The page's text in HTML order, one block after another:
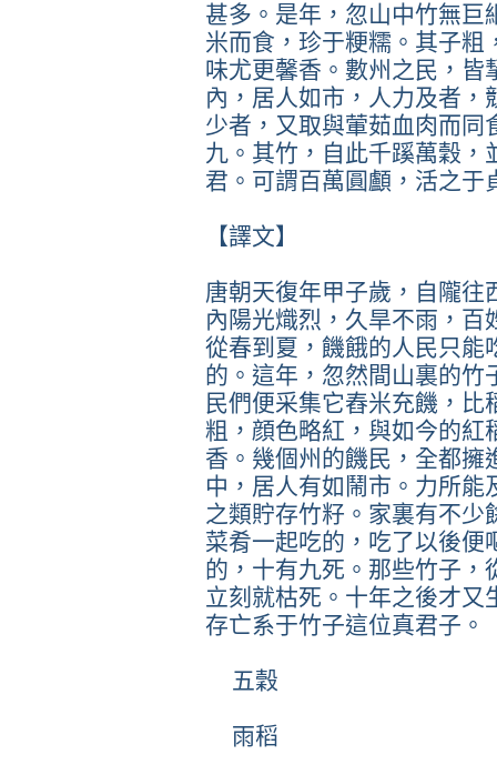
甚多。是年，忽山中竹無巨
米而食，珍于粳糯。其子粗
味尤更馨香。數州之民，皆
內，居人如市，人力及者，
少者，又取與葷茹血肉而同
九。其竹，自此千蹊萬穀，
君。可謂百萬圓顱，活之于
【譯文】
唐朝天復年甲子歲，自隴往
內陽光熾烈，久旱不雨，百
從春到夏，饑餓的人民只能
的。這年，忽然間山裏的竹
民們便采集它舂米充饑，
粗，顔色略紅，與如今的紅
香。幾個州的饑民，全都擁
中，居人有如鬧市。力所能
之類貯存竹籽。家裏有不少
菜肴一起吃的，吃了以後便
的，十有九死。那些竹子，
立刻就枯死。十年之後才又
存亡系于竹子這位真君子。
五穀
雨稻